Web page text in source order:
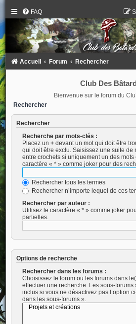
FAQ
Accueil Forum Rechercher
Club Des
Bienvenue sur le forum du
Rechercher
Rechercher
Recherche par mots-clés :
Placez un +devant un mot qui doit être
qui doit être exclu. Saisissez une suite de
entre crochets si uniquement un des
caractère « * » comme joker pour des
Rechercher tous les termes
Rechercher n’importe lequel de ces
Rechercher par auteur :
Utilisez le caractère « * » comme joker
partielles.
Options de recherche
Rechercher dans les forums :
Choisissez le forum ou les forums dans
effectuer une recherche. Les sous-
inclus si vous ne désactivez pas l’option
dans les sous-forums ».